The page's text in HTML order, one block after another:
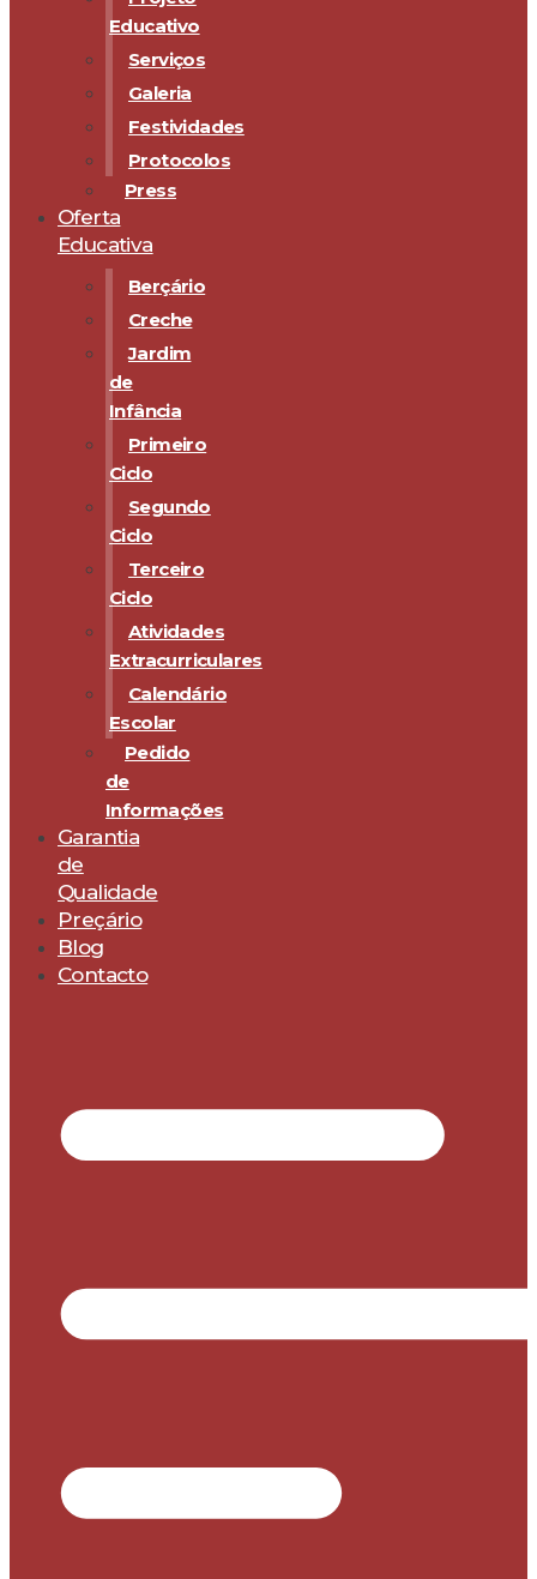
Educativo
Serviços
Galeria
Festividades
Protocolos
Press
Oferta
Educativa
Berçário
Creche
Jardim
de
Infância
Primeiro
Ciclo
Segundo
Ciclo
Terceiro
Ciclo
Atividades
Extracurriculares
Calendário
Escolar
Pedido
de
Informações
Garantia
de
Qualidade
Preçário
Blog
Contacto